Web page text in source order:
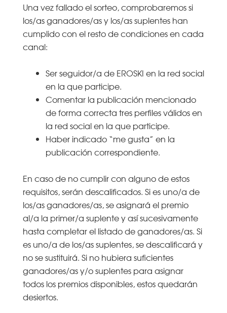
Una vez fallado el sorteo, comprobaremos si
los/as ganadores/as y los/as suplentes han
cumplido con el resto de condiciones en cada
canal:
Ser seguidor/a de EROSKI en la red social
en la que participe.
Comentar la publicación mencionado
de forma correcta tres perfiles válidos en
la red social en la que participe.
Haber indicado “me gusta” en la
publicación correspondiente.
En caso de no cumplir con alguno de estos
requisitos, serán descalificados. Si es uno/a de
los/as ganadores/as, se asignará el premio
al/a la primer/a suplente y así sucesivamente
hasta completar el listado de ganadores/as. Si
es uno/a de los/as suplentes, se descalificará y
no se sustituirá. Si no hubiera suficientes
ganadores/as y/o suplentes para asignar
todos los premios disponibles, estos quedarán
desiertos.